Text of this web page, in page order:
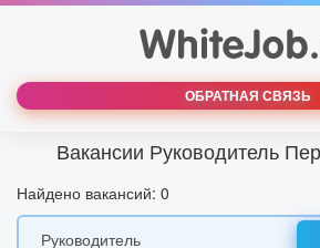
ОБРАТНАЯ СВЯЗЬ
Вакансии Руководитель
Найдено вакансий: 0